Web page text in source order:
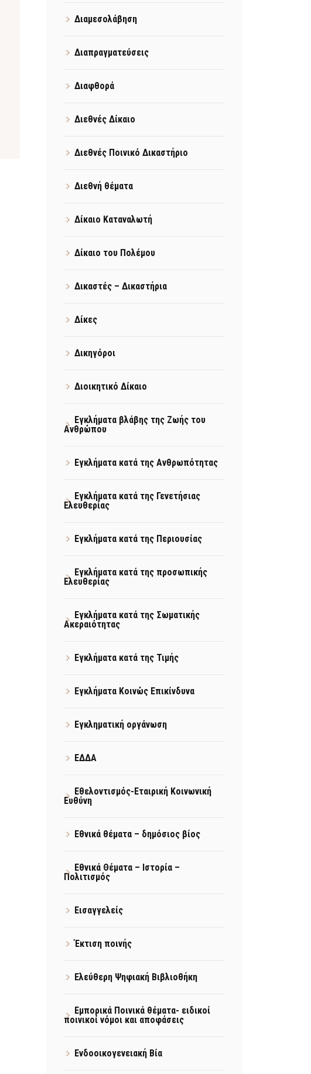
Διαμεσολάβηση
Διαπραγματεύσεις
Διαφθορά
Διεθνές Δίκαιο
Διεθνές Ποινικό Δικαστήριο
Διεθνή θέματα
Δίκαιο Καταναλωτή
Δίκαιο του Πολέμου
Δικαστές – Δικαστήρια
Δίκες
Δικηγόροι
Διοικητικό Δίκαιο
Εγκλήματα βλάβης της Ζωής του
Ανθρώπου
Εγκλήματα κατά της Ανθρωπότητας
Εγκλήματα κατά της Γενετήσιας
Ελευθερίας
Εγκλήματα κατά της Περιουσίας
Εγκλήματα κατά της προσωπικής
Ελευθερίας
Εγκλήματα κατά της Σωματικής
Ακεραιότητας
Εγκλήματα κατά της Τιμής
Εγκλήματα Κοινώς Επικίνδυνα
Εγκληματική οργάνωση
ΕΔΔΑ
Εθελοντισμός-Εταιρική Κοινωνική
Ευθύνη
Εθνικά θέματα – δημόσιος βίος
Εθνικά Θέματα – Ιστορία –
Πολιτισμός
Εισαγγελείς
Έκτιση ποινής
Ελεύθερη Ψηφιακή Βιβλιοθήκη
Εμπορικά Ποινικά θέματα- ειδικοί
ποινικοί νόμοι και αποφάσεις
Ενδοοικογενειακή Βία